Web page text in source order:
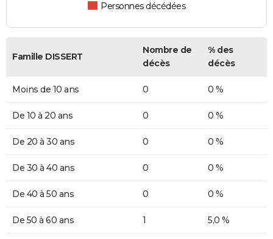
Personnes décédées
Famille DISSERT
Nombre de
décès
% des
décès
Moins de 10 ans 0 0 %
De 10 à 20 ans 0 0 %
De 20 à 30 ans 0 0 %
De 30 à 40 ans 0 0 %
De 40 à 50 ans 0 0 %
De 50 à 60 ans 1 5,0 %